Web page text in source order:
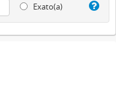
Exato(a)